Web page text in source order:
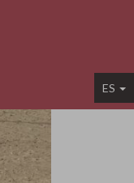
ES